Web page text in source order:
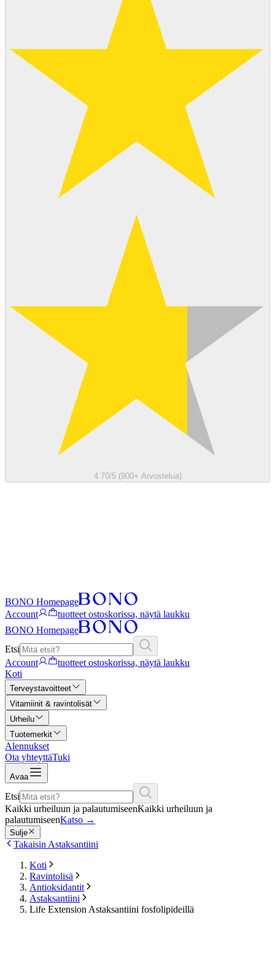
4.70/5 (900+ Arvostelua)
BONO Homepage
Account
tuotteet ostoskorissa, näytä laukku
BONO Homepage
Etsi
Account
tuotteet ostoskorissa, näytä laukku
Koti
Terveystavoitteet
Vitamiinit & ravintolisät
Urheilu
Tuotemerkit
Alennukset
Ota yhteyttäTuki
Avaa
Etsi
Kaikki urheiluun ja palautumiseenKaikki urheiluun ja
palautumiseenKatso →
Sulje
Takaisin Astaksantiini
Koti
Ravintolisä
Antioksidantit
Astaksantiini
Life Extension Astaksantiini fosfolipideillä